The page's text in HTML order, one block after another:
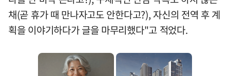
채(곧 휴가 때 만나자고도 안한다고?), 자신의 전역 후 계
획을 이야기하다가 글을 마무리했다"고 적었다.